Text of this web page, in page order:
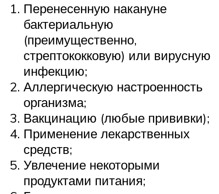
Перенесенную накануне
бактериальную
(преимущественно,
стрептококковую) или вирусную
инфекцию;
Аллергическую настроенность
организма;
Вакцинацию (любые прививки);
Применение лекарственных
средств;
Увлечение некоторыми
продуктами питания;